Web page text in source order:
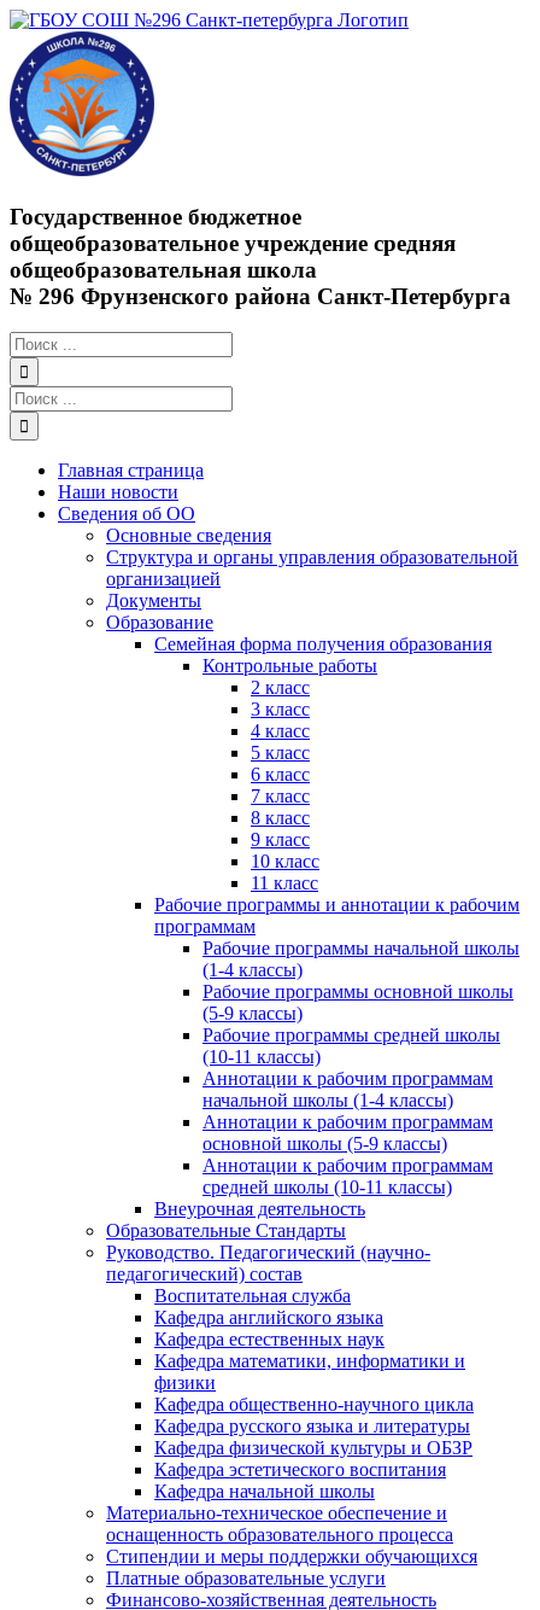
Skip
content
Государственное бюджетное
общеобразовательное учреждение средняя
общеобразовательная школа
№ 296 Фрунзенского района Санкт-Петербурга
Результат
поиска:
Результат
поиска:
Главная страница
Наши новости
Сведения об ОО
Основные сведения
Структура и органы управления образовательной
организацией
Документы
Образование
Семейная форма получения образования
Контрольные работы
2 класс
3 класс
4 класс
5 класс
6 класс
7 класс
8 класс
9 класс
10 класс
11 класс
Рабочие программы и аннотации к рабочим
программам
Рабочие программы начальной школы
(1-4 классы)
Рабочие программы основной школы
(5-9 классы)
Рабочие программы средней школы
(10-11 классы)
Аннотации к рабочим программам
начальной школы (1-4 классы)
Аннотации к рабочим программам
основной школы (5-9 классы)
Аннотации к рабочим программам
средней школы (10-11 классы)
Внеурочная деятельность
Образовательные Стандарты
Руководство. Педагогический (научно-
педагогический) состав
Воспитательная служба
Кафедра английского языка
Кафедра естественных наук
Кафедра математики, информатики и
физики
Кафедра общественно-научного цикла
Кафедра русского языка и литературы
Кафедра физической культуры и ОБЗР
Кафедра эстетического воспитания
Кафедра начальной школы
Материально-техническое обеспечение и
оснащенность образовательного процесса
Стипендии и меры поддержки обучающихся
Платные образовательные услуги
Финансово-хозяйственная деятельность